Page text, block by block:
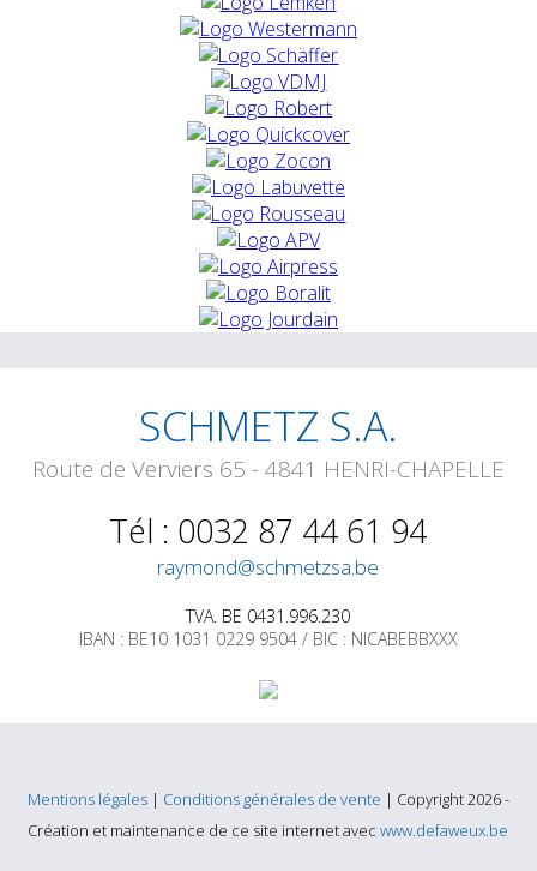
SCHMETZ S.A.
Route de Verviers 65 - 4841 HENRI-CHAPELLE
Tél : 0032 87 44 61 94
raymond@schmetzsa.be
TVA. BE 0431.996.230
IBAN : BE10 1031 0229 9504 / BIC : NICABEBBXXX
Mentions légales | Conditions générales de vente | Copyright 2026 -
Création et maintenance de ce site internet avecwww.defaweux.be